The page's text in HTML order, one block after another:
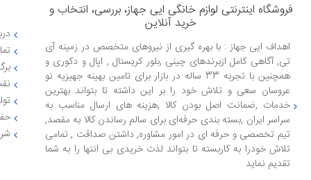
فروشگاه اینترنتی لوازم خانگی ایی جهاز، بررسی، انتخاب و
خرید آنلاین
اهداف ایی جهاز : با بهره گیری از نیروهای متخصص در زمینه آی
تی, آگاهی کامل ازبرندهای چینی ,بلور کریستال , اپال و دکوری و
همچنین با تجربه 33 ساله در بازار برای تامین بهینه جهیزیه نو
عروسان سعی و تلاش خود را بر این داشته تا بتواند بهترین
خدمات ,ضمانت اصل بودن کالا ,هزینه های ارسال مناسب به
سراسر ایران ,بسته بندی حرفه‌ای برای سالم رساندن کالا به مقصد,
تیم تخصصی و حرفه ای در امور مشاوره, داشتن صداقت , تمامی
تلاش خودرا به کاربسته تا بتواند لذت خریدی بی انتها را به شما
تقدیم نماید